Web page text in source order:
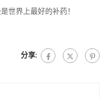
世界上最好的补药！
分享: